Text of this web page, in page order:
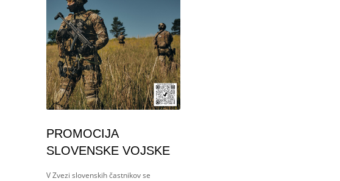
PROMOCIJA
SLOVENSKE VOJSKE
V Zvezi slovenskih častnikov se